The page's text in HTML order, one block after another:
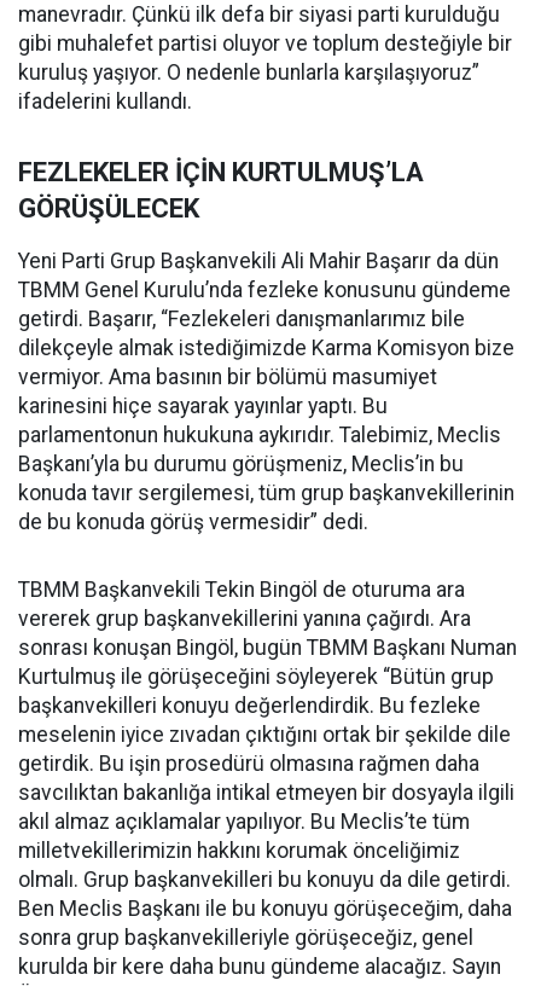
manevradır. Çünkü ilk defa bir siyasi parti kurulduğu
gibi muhalefet partisi oluyor ve toplum desteğiyle bir
kuruluş yaşıyor. O nedenle bunlarla karşılaşıyoruz”
ifadelerini kullandı.
FEZLEKELER İÇİN KURTULMUŞ’LA
GÖRÜŞÜLECEK
Yeni Parti Grup Başkanvekili Ali Mahir Başarır da dün
TBMM Genel Kurulu’nda fezleke konusunu gündeme
getirdi. Başarır, “Fezlekeleri danışmanlarımız bile
dilekçeyle almak istediğimizde Karma Komisyon bize
vermiyor. Ama basının bir bölümü masumiyet
karinesini hiçe sayarak yayınlar yaptı. Bu
parlamentonun hukukuna aykırıdır. Talebimiz, Meclis
Başkanı’yla bu durumu görüşmeniz, Meclis’in bu
konuda tavır sergilemesi, tüm grup başkanvekillerinin
de bu konuda görüş vermesidir” dedi.
TBMM Başkanvekili Tekin Bingöl de oturuma ara
vererek grup başkanvekillerini yanına çağırdı. Ara
sonrası konuşan Bingöl, bugün TBMM Başkanı Numan
Kurtulmuş ile görüşeceğini söyleyerek “Bütün grup
başkanvekilleri konuyu değerlendirdik. Bu fezleke
meselenin iyice zıvadan çıktığını ortak bir şekilde dile
getirdik. Bu işin prosedürü olmasına rağmen daha
savcılıktan bakanlığa intikal etmeyen bir dosyayla ilgili
akıl almaz açıklamalar yapılıyor. Bu Meclis’te tüm
milletvekillerimizin hakkını korumak önceliğimiz
olmalı. Grup başkanvekilleri bu konuyu da dile getirdi.
Ben Meclis Başkanı ile bu konuyu görüşeceğim, daha
sonra grup başkanvekilleriyle görüşeceğiz, genel
kurulda bir kere daha bunu gündeme alacağız. Sayın